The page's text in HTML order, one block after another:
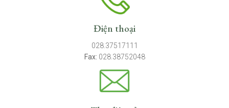
Điện thoại
028.37517111
Fax: 028.38752048